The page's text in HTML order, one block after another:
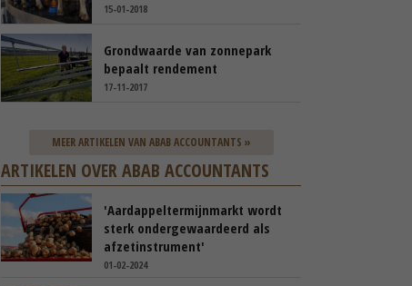
15-01-2018
Grondwaarde van zonnepark
bepaalt rendement
17-11-2017
MEER ARTIKELEN VAN ABAB ACCOUNTANTS »
ARTIKELEN OVER ABAB ACCOUNTANTS
'Aardappeltermijnmarkt wordt
sterk ondergewaardeerd als
afzetinstrument'
01-02-2024